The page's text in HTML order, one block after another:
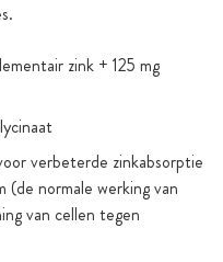
zink + 125 mg
verbeterde zinkabsorptie
(de normale werking van
van cellen tegen